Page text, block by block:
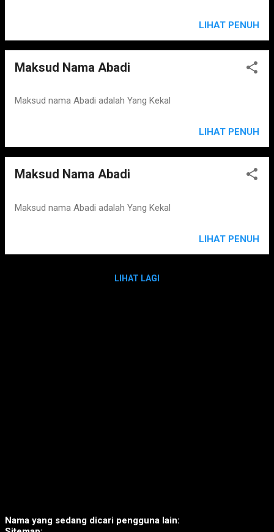
LIHAT PENUH
Maksud Nama Abadi
Maksud nama Abadi adalah Yang Kekal
LIHAT PENUH
Maksud Nama Abadi
Maksud nama Abadi adalah Yang Kekal
LIHAT PENUH
LIHAT LAGI
Nama yang sedang dicari pengguna lain: